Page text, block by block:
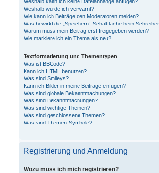
Weshalb kann ich keine Dateianhänge anfügen?
Weshalb wurde ich verwarnt?
Wie kann ich Beiträge den Moderatoren melden?
Was bewirkt die „Speichern“-Schaltfläche beim
Warum muss mein Beitrag erst freigegeben werden?
Wie markiere ich ein Thema als neu?
Textformatierung und Thementypen
Was ist BBCode?
Kann ich HTML benutzen?
Was sind Smileys?
Kann ich Bilder in meine Beiträge einfügen?
Was sind globale Bekanntmachungen?
Was sind Bekanntmachungen?
Was sind wichtige Themen?
Was sind geschlossene Themen?
Was sind Themen-Symbole?
Registrierung und Anmeldung
Wozu muss ich mich registrieren?